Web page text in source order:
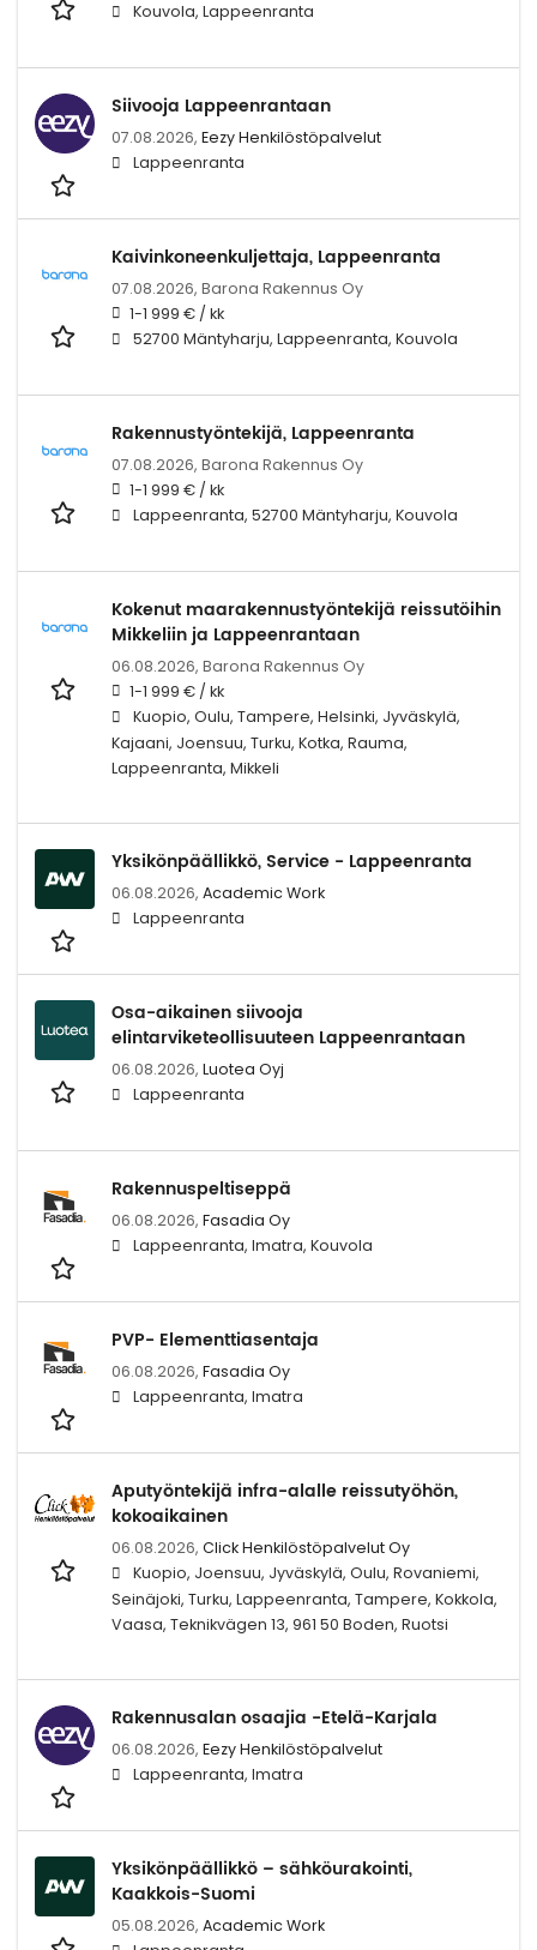
Kouvola, Lappeenranta
Siivooja Lappeenrantaan
07.08.2026, Eezy Henkilöstöpalvelut
Lappeenranta
Kaivinkoneenkuljettaja, Lappeenranta
07.08.2026, Barona Rakennus Oy
1-1 999 € / kk
52700 Mäntyharju, Lappeenranta, Kouvola
Rakennustyöntekijä, Lappeenranta
07.08.2026, Barona Rakennus Oy
1-1 999 € / kk
Lappeenranta, 52700 Mäntyharju, Kouvola
Kokenut maarakennustyöntekijä reissutöihin
Mikkeliin ja Lappeenrantaan
06.08.2026, Barona Rakennus Oy
1-1 999 € / kk
Kuopio, Oulu, Tampere, Helsinki, Jyväskylä,
Kajaani, Joensuu, Turku, Kotka, Rauma,
Lappeenranta, Mikkeli
Yksikönpäällikkö, Service - Lappeenranta
06.08.2026, Academic Work
Lappeenranta
Osa-aikainen siivooja
elintarviketeollisuuteen Lappeenrantaan
06.08.2026, Luotea Oyj
Lappeenranta
Rakennuspeltiseppä
06.08.2026, Fasadia Oy
Lappeenranta, Imatra, Kouvola
PVP- Elementtiasentaja
06.08.2026, Fasadia Oy
Lappeenranta, Imatra
Aputyöntekijä infra-alalle reissutyöhön,
kokoaikainen
06.08.2026, Click Henkilöstöpalvelut Oy
Kuopio, Joensuu, Jyväskylä, Oulu, Rovaniemi,
Seinäjoki, Turku, Lappeenranta, Tampere, Kokkola,
Vaasa, Teknikvägen 13, 961 50 Boden, Ruotsi
Rakennusalan osaajia -Etelä-Karjala
06.08.2026, Eezy Henkilöstöpalvelut
Lappeenranta, Imatra
Yksikönpäällikkö – sähköurakointi,
Kaakkois-Suomi
05.08.2026, Academic Work